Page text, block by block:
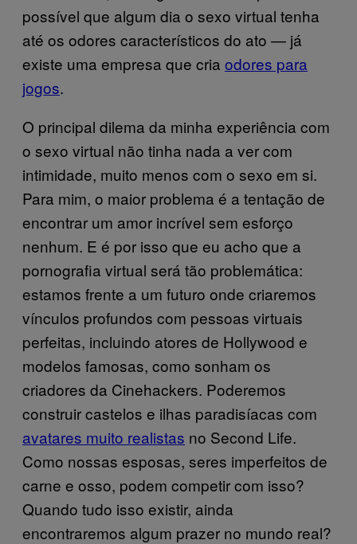
possível que algum dia o sexo virtual tenha
até os odores característicos do ato — já
existe uma empresa que cria odores para
jogos.
O principal dilema da minha experiência com
o sexo virtual não tinha nada a ver com
intimidade, muito menos com o sexo em si.
Para mim, o maior problema é a tentação de
encontrar um amor incrível sem esforço
nenhum. E é por isso que eu acho que a
pornografia virtual será tão problemática:
estamos frente a um futuro onde criaremos
vínculos profundos com pessoas virtuais
perfeitas, incluindo atores de Hollywood e
modelos famosas, como sonham os
criadores da Cinehackers. Poderemos
construir castelos e ilhas paradisíacas com
avatares muito realistas no Second Life.
Como nossas esposas, seres imperfeitos de
carne e osso, podem competir com isso?
Quando tudo isso existir, ainda
encontraremos algum prazer no mundo real?